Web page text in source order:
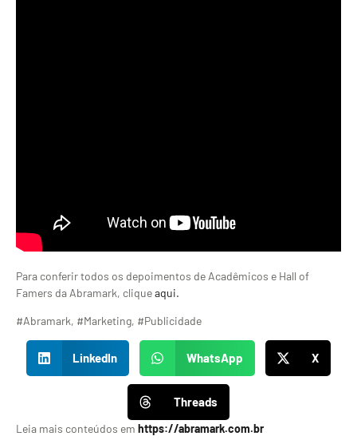
Para conferir todos os depoimentos de Acadêmicos e Hall of
Famers da Abramark, cliqueaqui.
#Abramark, #Marketing, #Publicidade
LinkedIn WhatsApp X
Threads
Leia mais conteúdos em https://abramark.com.br